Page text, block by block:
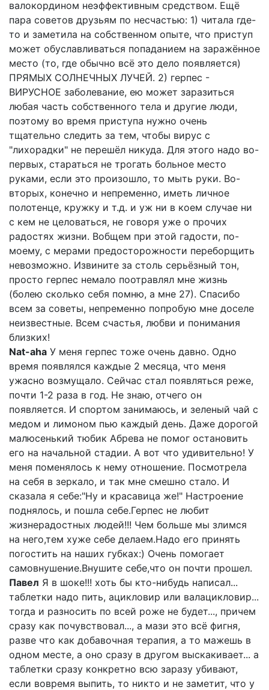
валокордином неэффективным средством. Ещё
пара советов друзьям по несчастью: 1) читала где-
то и заметила на собственном опыте, что приступ
может обуславливаться попаданием на заражённое
место (то, где обычно всё это дело появляется)
ПРЯМЫХ СОЛНЕЧНЫХ ЛУЧЕЙ. 2) герпес -
ВИРУСНОЕ заболевание, ею может заразиться
любая часть собственного тела и другие люди,
поэтому во время приступа нужно очень
тщательно следить за тем, чтобы вирус с
"лихорадки" не перешёл никуда. Для этого надо во-
первых, стараться не трогать больное место
руками, если это произошло, то мыть руки. Во-
вторых, конечно и непременно, иметь личное
полотенце, кружку и т.д. и уж ни в коем случае ни
с кем не целоваться, не говоря уже о прочих
радостях жизни. Вобщем при этой гадости, по-
моему, с мерами предосторожности переборщить
невозможно. Извините за столь серьёзный тон,
просто герпес немало поотравлял мне жизнь
(болею сколько себя помню, а мне 27). Спасибо
всем за советы, непременно попробую мне доселе
неизвестные. Всем счастья, любви и понимания
близких!
Nat-aha У меня герпес тоже очень давно. Одно
время появлялся каждые 2 месяца, что меня
ужасно возмущало. Сейчас стал появляться реже,
почти 1-2 раза в год. Не знаю, отчего он
появляется. И спортом занимаюсь, и зеленый чай с
медом и лимоном пью каждый день. Даже дорогой
малюсенький тюбик Абрева не помог остановить
его на начальной стадии. А вот что удивительно! У
меня поменялось к нему отношение. Посмотрела
на себя в зеркало, и так мне смешно стало. И
сказала я себе:"Ну и красавица же!" Настроение
поднялось, и пошла себе.Герпес не любит
жизнерадостных людей!!! Чем больше мы злимся
на него,тем хуже себе делаем.Надо его принять
погостить на наших губках:) Очень помогает
самовнушение.Внушите себе,что он почти прошел.
Павел Я в шоке!!! хоть бы кто-нибудь написал...
таблетки надо пить, ацикловир или валацикловир...
тогда и разносить по всей роже не будет..., причем
сразу как почувствовал..., а мази это всё фигня,
разве что как добавочная терапия, а то мажешь в
одном месте, а оно сразу в другом выскакивает... а
таблетки сразу конкретно всю заразу убивают,
если вовремя выпить, то никто и не заметит, что у